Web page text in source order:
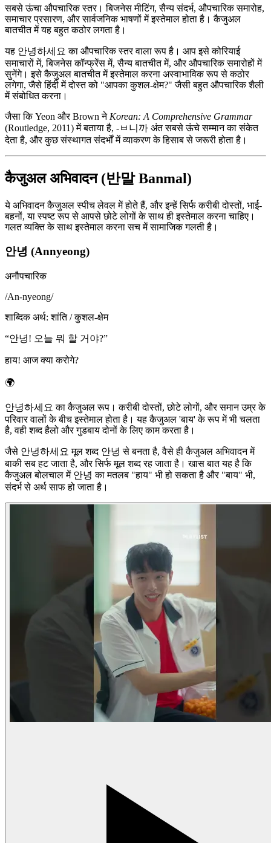
सबसे ऊंचा औपचारिक स्तर। बिजनेस मीटिंग, सैन्य संदर्भ, औपचारिक समारोह,
समाचार प्रसारण, और सार्वजनिक भाषणों में इस्तेमाल होता है। कैजुअल
बातचीत में यह बहुत कठोर लगता है।
यह 안녕하세요 का औपचारिक स्तर वाला रूप है। आप इसे कोरियाई
समाचारों में, बिजनेस कॉन्फ्रेंस में, सैन्य बातचीत में, और औपचारिक समारोहों में
सुनेंगे। इसे कैजुअल बातचीत में इस्तेमाल करना अस्वाभाविक रूप से कठोर
लगेगा, जैसे हिंदी में दोस्त को "आपका कुशल-क्षेम?" जैसी बहुत औपचारिक शैली
में संबोधित करना।
जैसा कि Yeon और Brown ने Korean: A Comprehensive Grammar
(Routledge, 2011) में बताया है, -ㅂ니까 अंत सबसे ऊंचे सम्मान का संकेत
देता है, और कुछ संस्थागत संदर्भों में व्याकरण के हिसाब से जरूरी होता है।
कैजुअल अभिवादन (반말 Banmal)
ये अभिवादन कैजुअल स्पीच लेवल में होते हैं, और इन्हें सिर्फ करीबी दोस्तों, भाई-
बहनों, या स्पष्ट रूप से आपसे छोटे लोगों के साथ ही इस्तेमाल करना चाहिए।
गलत व्यक्ति के साथ इस्तेमाल करना सच में सामाजिक गलती है।
안녕 (Annyeong)
अनौपचारिक
/An-nyeong/
शाब्दिक अर्थ: शांति / कुशल-क्षेम
“안녕! 오늘 뭐 할 거야?”
हाय! आज क्या करोगे?
🌍
안녕하세요 का कैजुअल रूप। करीबी दोस्तों, छोटे लोगों, और समान उम्र के
परिवार वालों के बीच इस्तेमाल होता है। यह कैजुअल 'बाय' के रूप में भी चलता
है, वही शब्द हैलो और गुडबाय दोनों के लिए काम करता है।
जैसे 안녕하세요 मूल शब्द 안녕 से बनता है, वैसे ही कैजुअल अभिवादन में
बाकी सब हट जाता है, और सिर्फ मूल शब्द रह जाता है। खास बात यह है कि
कैजुअल बोलचाल में 안녕 का मतलब "हाय" भी हो सकता है और "बाय" भी,
संदर्भ से अर्थ साफ हो जाता है।